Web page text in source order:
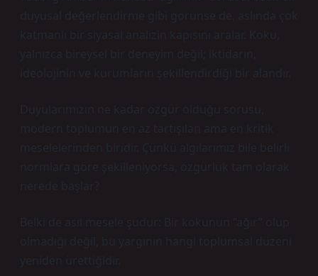
duyusal değerlendirme gibi görünse de, aslında çok
katmanlı bir siyasal analizin kapısını aralar. Koku,
yalnızca bireysel bir deneyim değil; iktidarın,
ideolojinin ve kurumların şekillendirdiği bir alandır.
Duyularımızın ne kadar özgür olduğu sorusu,
modern toplumun en az tartışılan ama en kritik
meselelerinden biridir. Çünkü algılarımız bile belirli
normlara göre şekilleniyorsa, özgürlük tam olarak
nerede başlar?
Belki de asıl mesele şudur: Bir kokunun “ağır” olup
olmadığı değil, bu yargının hangi toplumsal düzeni
yeniden ürettiğidir.